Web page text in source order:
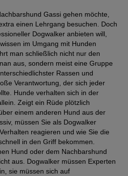
Gassi gehen möchte,
einen Lehrgang besuchen. Doch
Dogwalker anbieten will,
im Umgang mit Hunden
man schließlich nicht nur den
aus, sondern meist eine Gruppe
Rassen und
Verantwortung, der sich jeder
Hunde verhalten sich in der
Zeigt ein Rüde plötzlich
einem anderen Hund aus der
müssen Sie als Dogwalker
reagieren und wie Sie die
in den Griff bekommen.
Hund oder dem Nachbarshund
aus. Dogwalker müssen Experten
sie müssen sich auf